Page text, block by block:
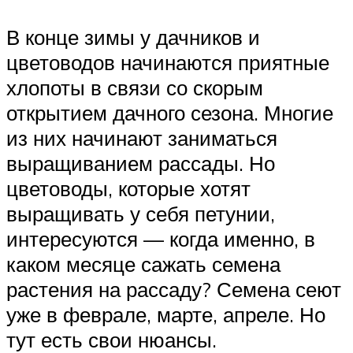
В конце зимы у дачников и
цветоводов начинаются приятные
хлопоты в связи со скорым
открытием дачного сезона. Многие
из них начинают заниматься
выращиванием рассады. Но
цветоводы, которые хотят
выращивать у себя петунии,
интересуются — когда именно, в
каком месяце сажать семена
растения на рассаду? Семена сеют
уже в феврале, марте, апреле. Но
тут есть свои нюансы.